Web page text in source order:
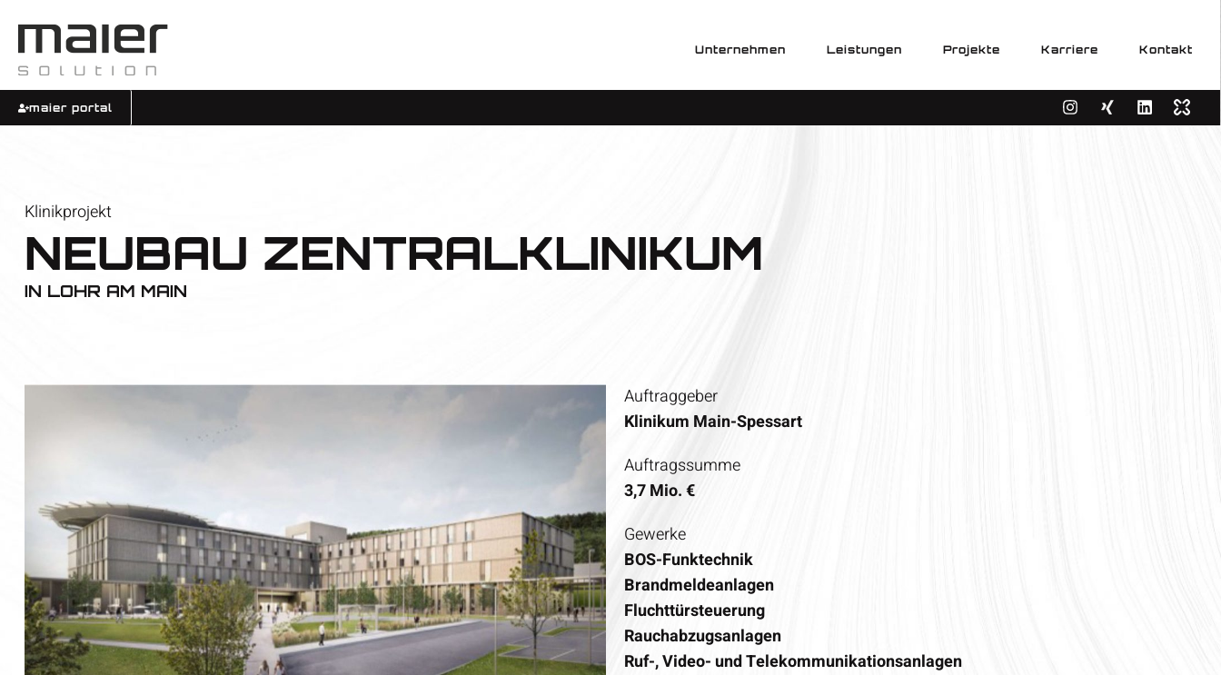
Unternehmen Leistungen Projekte Karriere Kontakt
maier portal
Klinikprojekt
NEUBAU ZENTRALKLINIKUM
IN LOHR AM MAIN
Auftraggeber
Klinikum Main-Spessart​
Auftragssumme
3,7 Mio. €
Gewerke
BOS-Funktechnik
Brandmeldeanlagen
Fluchttürsteuerung
Rauchabzugsanlagen
Ruf-, Video- und Telekommunikationsanlagen